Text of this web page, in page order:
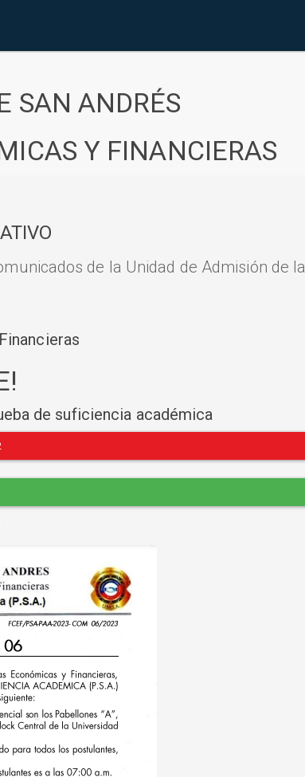
SAN ANDRÉS
Y FINANCIERAS
de la Unidad de Admisión de la
de suficiencia académica